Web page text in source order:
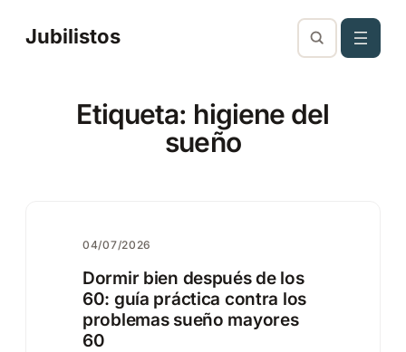
Jubilistos
Etiqueta: higiene del
sueño
04/07/2026
Dormir bien después de los
60: guía práctica contra los
problemas sueño mayores
60